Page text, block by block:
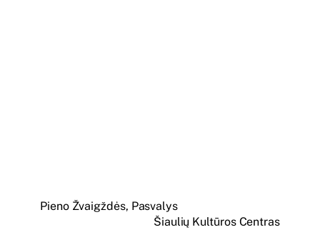
Pieno Žvaigždės, Pasvalys
Šiaulių Kultūros Centras